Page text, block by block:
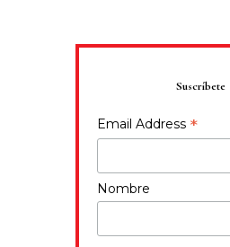
Suscríbete
Email Address *
Nombre